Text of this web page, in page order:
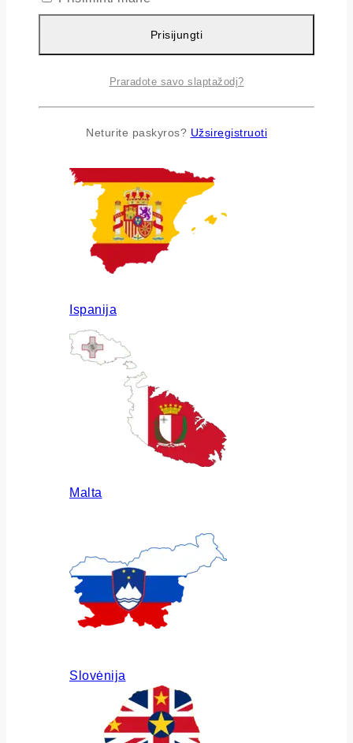
Airija
Ispanija
Malta
Slovėnija
Prisijungti
Praradote savo slaptažodį?
Neturite paskyros? Užsiregistruoti